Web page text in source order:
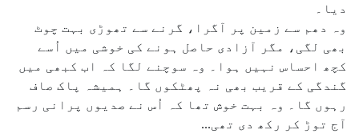
دیا۔
وہ دھم سے زمین پر آگرا، گرنے سے تھوڑی بہت چوٹ
بھی لگی، مگر آزادی حاصل ہونے کی خوشی میں اُسے
کچھ احساس نہیں ہوا۔ وہ سوچنے لگا کہ اب کبھی میں
گندگی کے قریب بھی نہ پھٹکوں گا۔ ہمیشہ پاک صاف
رہوں گا۔ وہ بہت خوش تھا کہ اُس نے صدیوں پرانی رسم
آج توڑ کر رکھ دی تھی...